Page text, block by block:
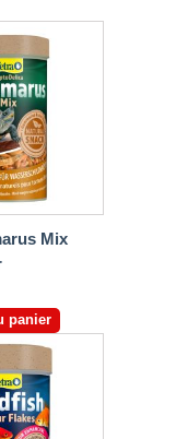
Mix
panier